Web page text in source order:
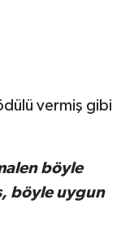
vermiş gibi
böyle
böyle uygun